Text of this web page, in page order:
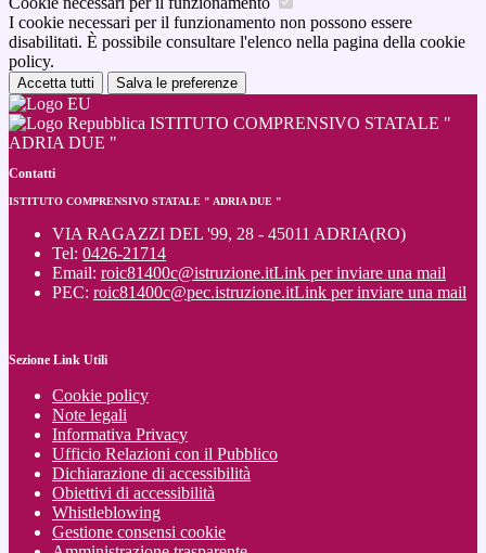
I cookie necessari per il funzionamento non possono essere
disabilitati. È possibile consultare l'elenco nella pagina della cookie
policy.
Accetta tutti Salva le preferenze
ISTITUTO COMPRENSIVO STATALE "
ADRIA DUE "
Contatti
ISTITUTO COMPRENSIVO STATALE " ADRIA DUE "
VIA RAGAZZI DEL '99, 28 - 45011 ADRIA(RO)
Tel: 0426-21714
Email: roic81400c@istruzione.itLink per inviare una mail
PEC: roic81400c@pec.istruzione.itLink per inviare una mail
Sezione Link Utili
Cookie policy
Note legali
Informativa Privacy
Ufficio Relazioni con il Pubblico
Dichiarazione di accessibilità
Obiettivi di accessibilità
Whistleblowing
Gestione consensi cookie